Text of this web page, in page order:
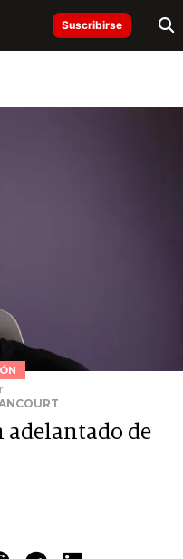
Suscribirse
adelantado de